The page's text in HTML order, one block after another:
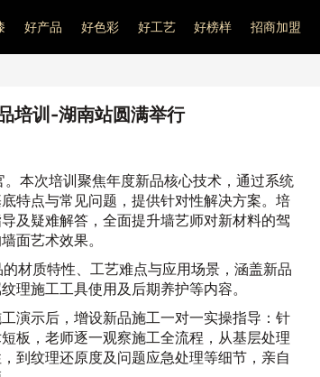
好产品 好色彩 好工艺 好榜样 招商加盟
培训-湖南站圆满举行
本次培训聚焦年度新品核心技术，通过系统
特点与常见问题，提供针对性解决方案。培
及疑难解答，全面提升墙艺师对新材料的驾
面艺术效果。
材质特性、工艺难点与应用场景，涵盖新品
理施工工具使用及后期养护等内容。
演示后，增设新品施工一对一实操指导：针
板，老师逐一观察施工全流程，从基层处理
到纹理还原度及问题应急处理等细节，亲自